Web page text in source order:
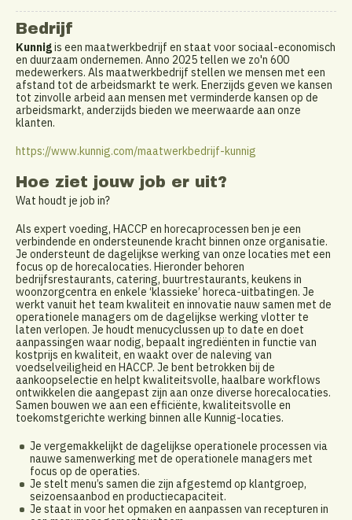
Bedrijf
Kunnigis een maatwerkbedrijf en staat voor sociaal-economisch
en duurzaam ondernemen. Anno 2025 tellen we zo'n 600
medewerkers. Als maatwerkbedrijf stellen we mensen met een
afstand tot de arbeidsmarkt te werk. Enerzijds geven we kansen
tot zinvolle arbeid aan mensen met verminderde kansen op de
arbeidsmarkt, anderzijds bieden we meerwaarde aan onze
klanten.
https://www.kunnig.com/maatwerkbedrijf-kunnig
Hoe ziet jouw job er uit?
Wat houdt je job in?
Als expert voeding, HACCP en horecaprocessen ben je een
verbindende en ondersteunende kracht binnen onze organisatie.
Je ondersteunt de dagelijkse werking van onze locaties met een
focus op de horecalocaties. Hieronder behoren
bedrijfsrestaurants, catering, buurtrestaurants, keukens in
woonzorgcentra en enkele ‘klassieke’ horeca-uitbatingen. Je
werkt vanuit het team kwaliteit en innovatie nauw samen met de
operationele managers om de dagelijkse werking vlotter te
laten verlopen. Je houdt menucyclussen up to date en doet
aanpassingen waar nodig, bepaalt ingrediënten in functie van
kostprijs en kwaliteit, en waakt over de naleving van
voedselveiligheid en HACCP. Je bent betrokken bij de
aankoopselectie en helpt kwaliteitsvolle, haalbare workflows
ontwikkelen die aangepast zijn aan onze diverse horecalocaties.
Samen bouwen we aan een efficiënte, kwaliteitsvolle en
toekomstgerichte werking binnen alle Kunnig-locaties.
Je vergemakkelijkt de dagelijkse operationele processen via
nauwe samenwerking met de operationele managers met
focus op de operaties.
Je stelt menu’s samen die zijn afgestemd op klantgroep,
seizoensaanbod en productiecapaciteit.
Je staat in voor het opmaken en aanpassen van recepturen in